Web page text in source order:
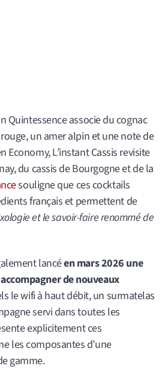
Quintessence associe du cognac
un amer alpin et une note de
Economy, L’instant Cassis revisite
du cassis de Bourgogne et de la
souligne que ces cocktails
français et permettent de
et le savoir-faire renommé de
lancéen mars 2026 une
de nouveaux
le wifi à haut débit, un surmatelas
servi dans toutes les
explicitement ces
les composantes d’une
gamme.